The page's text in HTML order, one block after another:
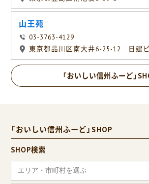
山王苑
03-3763-4129
東京都品川区南大井6-25-12 日建
「おいしい信州ふーど」
「おいしい信州ふーど」SHOP
SHOP検索
エリア・市町村を選ぶ